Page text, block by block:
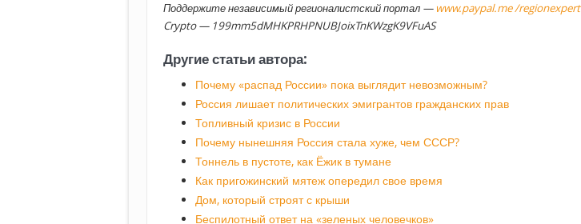
Поддержите независимый регионалистский портал — www.paypal.me /regionexpert
Crypto — 199mm5dMHKPRHPNUBJoixTnKWzgK9VFuAS
Другие статьи автора:
Почему «распад России» пока выглядит невозможным?
Россия лишает политических эмигрантов гражданских прав
Топливный кризис в России
Почему нынешняя Россия стала хуже, чем СССР?
Тоннель в пустоте, как Ёжик в тумане
Как пригожинский мятеж опередил свое время
Дом, который строят с крыши
Беспилотный ответ на «зеленых человечков»